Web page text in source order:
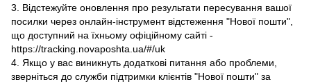
3. Відстежуйте оновлення про результати пересування вашої
посилки через онлайн-інструмент відстеження "Нової пошти",
що доступний на їхньому офіційному сайті -
https://tracking.novaposhta.ua/#/uk
4. Якщо у вас виникнуть додаткові питання або проблеми,
зверніться до служби підтримки клієнтів "Нової пошти" за